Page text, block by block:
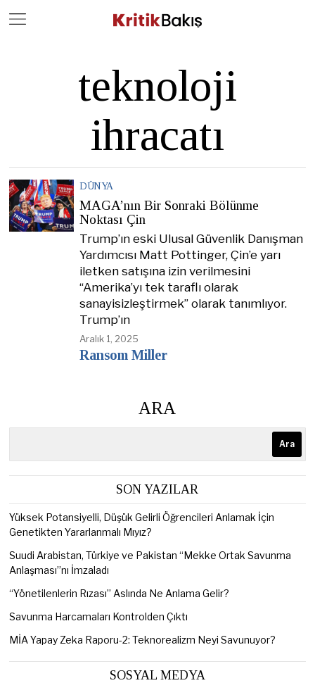
teknoloji
ihracatı
DÜNYA
MAGA’nın Bir Sonraki Bölünme
Noktası Çin
Trump’ın eski Ulusal Güvenlik Danışman
Yardımcısı Matt Pottinger, Çin’e yarı
iletken satışına izin verilmesini
“Amerika’yı tek taraflı olarak
sanayisizleştirmek” olarak tanımlıyor.
Trump’ın
Aralık 1, 2025
Ransom Miller
ARA
Ara
SON YAZILAR
Yüksek Potansiyelli, Düşük Gelirli Öğrencileri Anlamak İçin
Genetikten Yararlanmalı Mıyız?
Suudi Arabistan, Türkiye ve Pakistan “Mekke Ortak Savunma
Anlaşması”nı İmzaladı
“Yönetilenlerin Rızası” Aslında Ne Anlama Gelir?
Savunma Harcamaları Kontrolden Çıktı
MİA Yapay Zeka Raporu-2: Teknorealizm Neyi Savunuyor?
SOSYAL MEDYA